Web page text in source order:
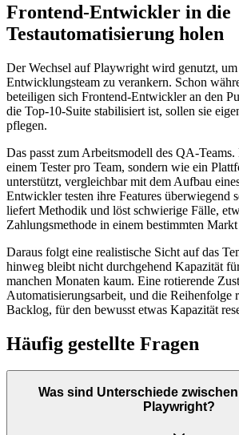
Frontend-Entwickler in die
Testautomatisierung holen
Der Wechsel auf Playwright wird genutzt, um
Entwicklungsteam zu verankern. Schon
beteiligen sich Frontend-Entwickler an den
die Top-10-Suite stabilisiert ist, sollen sie
pflegen.
Das passt zum Arbeitsmodell des QA-
einem Tester pro Team, sondern wie ein
unterstützt, vergleichbar mit dem Aufbau
Entwickler testen ihre Features überwiegend
liefert Methodik und löst schwierige Fälle,
Zahlungsmethode in einem bestimmten
Daraus folgt eine realistische Sicht auf das
hinweg bleibt nicht durchgehend Kapazität
manchen Monaten kaum. Eine rotierende
Automatisierungsarbeit, und die Reihenfolge
Backlog, für den bewusst etwas Kapazität
Häufig gestellte Fragen
Was sind Unterschiede
Playwright?